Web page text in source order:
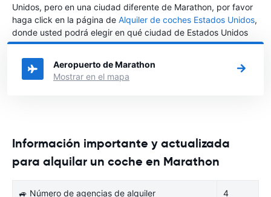
Unidos, pero en una ciudad diferente de Marathon, por favor
haga click en la página de Alquiler de coches Estados Unidos,
donde usted podrá elegir en qué ciudad de Estados Unidos
desea alquilar un coche.
Aeropuerto de Marathon
Mostrar en el mapa
Información importante y actualizada
para alquilar un coche en Marathon
🚙 Número de agencias de alquiler 4